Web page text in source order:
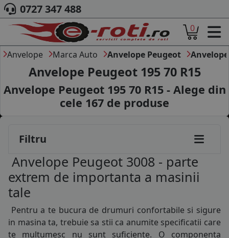
ACASA
DESPRE NOI
ANVELOPE
AUTO
CAMION
MOTO
MARCA AUTO
BLOG
CONT
CONTACT
0727 347 488
0
Anvelope Marca Auto Anvelope Peugeot Anvelope
Anvelope Peugeot 195 70 R15
Anvelope Peugeot 195 70 R15 - Alege din
cele 167 de produse
Filtru
Anvelope Peugeot 3008 - parte
extrem de importanta a masinii
tale
Pentru a te bucura de drumuri confortabile si sigure
in masina ta, trebuie sa stii ca anumite specificatii care
te multumesc nu sunt suficiente. O componenta